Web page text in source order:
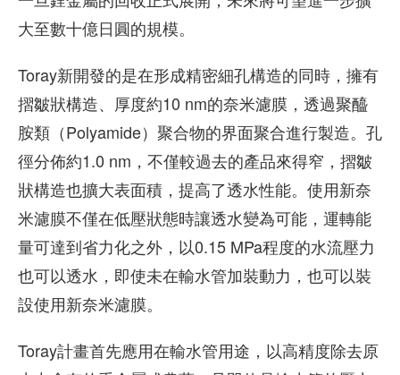
大至數十億日圓的規模。
Toray新開發的是在形成精密細孔構造的同時，擁有
摺皺狀構造、厚度約10 nm的奈米濾膜，透過聚醯
胺類（Polyamide）聚合物的界面聚合進行製造。孔
徑分佈約1.0 nm，不僅較過去的產品來得窄，摺皺
狀構造也擴大表面積，提高了透水性能。使用新奈
米濾膜不僅在低壓狀態時讓透水變為可能，運轉能
量可達到省力化之外，以0.15 MPa程度的水流壓力
也可以透水，即使未在輸水管加裝動力，也可以裝
設使用新奈米濾膜。
Toray計畫首先應用在輸水管用途，以高精度除去原